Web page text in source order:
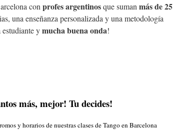
con profes argentinosque suman más de 25
una enseñanza personalizada y una metodología
estudiante ymucha buena onda!
más, mejor! Tu decides!
y horarios de nuestras clases de Tango en Barcelona